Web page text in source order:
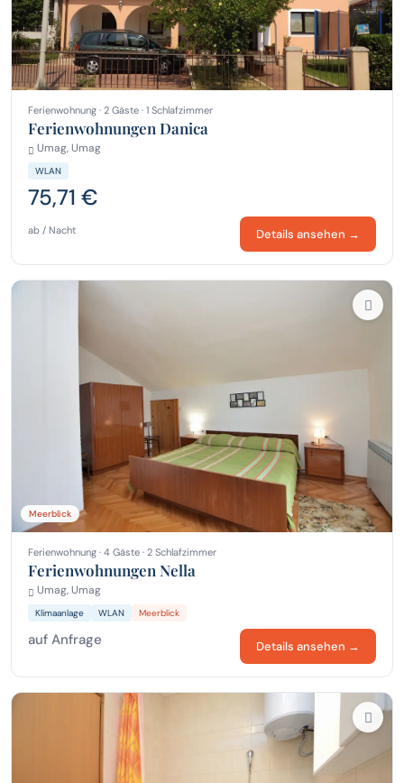
Ferienwohnung · 2 Gäste · 1 Schlafzimmer
Ferienwohnungen Danica
Umag, Umag
WLAN
75,71 €
ab / Nacht Details ansehen →
Meerblick
Ferienwohnung · 4 Gäste · 2 Schlafzimmer
Ferienwohnungen Nella
Umag, Umag
Klimaanlage WLAN Meerblick
auf Anfrage Details ansehen →